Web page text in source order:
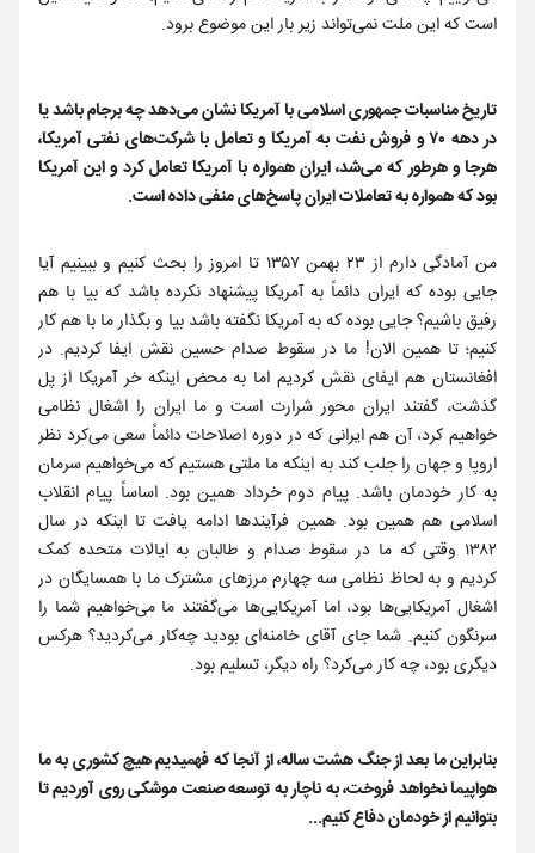
است که این ملت نمی‌تواند زیر بار این موضوع برود.
تاریخ مناسبات جمهوری اسلامی با آمریکا نشان می‌دهد چه برجام باشد یا
در دهه ۷۰ و فروش نفت به آمریکا و تعامل با شرکت‌های نفتی آمریکا،
هرجا و هرطور که می‌شد، ایران همواره با آمریکا تعامل کرد و این آمریکا
بود که همواره به تعاملات ایران پاسخ‌های منفی داده است.
من آمادگی دارم از ۲۳ بهمن ۱۳۵۷ تا امروز را بحث کنیم و ببینیم آیا
جایی بوده که ایران دائماً به آمریکا پیشنهاد نکرده باشد که بیا با هم
رفیق باشیم؟ جایی بوده که به آمریکا نگفته باشد بیا و بگذار ما با هم کار
کنیم؛ تا همین الان! ما در سقوط صدام حسین نقش ایفا کردیم. در
افغانستان هم ایفای نقش کردیم اما به محض اینکه خر آمریکا از پل
گذشت، گفتند ایران محور شرارت است و ما ایران را اشغال نظامی
خواهیم کرد، آن هم ایرانی که در دوره اصلاحات دائماً سعی می‌کرد نظر
اروپا و جهان را جلب کند به اینکه ما ملتی هستیم که می‌خواهیم سرمان
به کار خودمان باشد. پیام دوم خرداد همین بود. اساساً پیام انقلاب
اسلامی هم همین بود. همین فرآیندها ادامه یافت تا اینکه در سال
۱۳۸۲ وقتی که ما در سقوط صدام و طالبان به ایالات متحده کمک
کردیم و به لحاظ نظامی سه چهارم مرزهای مشترک ما با همسایگان در
اشغال آمریکایی‌ها بود، اما آمریکایی‌ها می‌گفتند ما می‌خواهیم شما را
سرنگون کنیم. شما جای آقای خامنه‌ای بودید چه‌کار می‌کردید؟ هرکس
دیگری بود، چه کار می‌کرد؟ راه دیگر، تسلیم بود.
بنابراین ما بعد از جنگ هشت ساله، از آنجا که فهمیدیم هیچ کشوری به ما
هواپیما نخواهد فروخت، به ناچار به توسعه صنعت موشکی روی آوردیم تا
بتوانیم از خودمان دفاع کنیم...